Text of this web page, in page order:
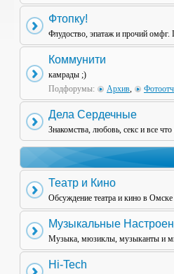
Фтопку!
Флудоство, эпатаж и прочий омфг.
Коммунити
камрады ;)
Подфорумы:
Архив,
Дела Сердечные
Знакомства, любовь, секс и все
Театр и Кино
Обсуждение театра и кино в Омске
Музыкальные
Музыка, мюзиклы, музыканты и
Hi-Tech